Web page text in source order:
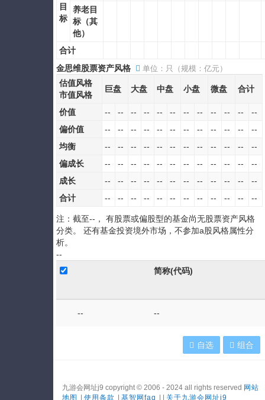
目
标
养老目
标（其
他）
合计
金思维股票资产风格
单位：只（规模：亿元）
估值风格
市值风格
巨盘 大盘 中盘 小盘 微盘 合计
价值 -- -- -- -- -- -- -- -- -- -- --
--
偏价值
-- -- -- -- -- -- -- -- -- -- --
--
均衡
-- -- -- -- -- -- -- -- -- -- --
--
偏成长
-- -- -- -- -- -- -- -- -- -- --
--
成长
-- -- -- -- -- -- -- -- -- -- --
--
合计
-- -- -- -- -- -- -- -- -- -- -- --
注：截至-- ， 有股票或偏股型的基金尚无股票资产风格
分类。 还有基金投资境外市场，不参加a股风格属性分
析。
--
简称(代码)
-- --
自选 组合
九游会网址j9 copyright © 2006 - 2024 all rights reserved 网站
地图
使用条款 基智网faq 关于九游会网址j9